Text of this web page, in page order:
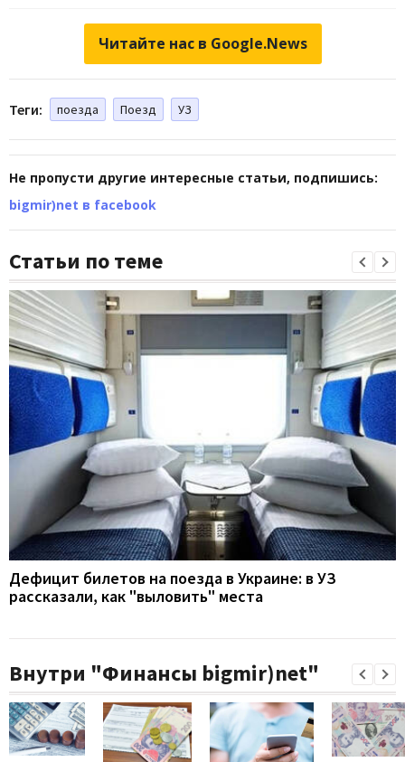
Читайте нас в Google.News
Теги: поезда Поезд УЗ
Не пропусти другие интересные статьи, подпишись:
bigmir)net в facebook
Статьи по теме
Дефицит билетов на поезда в Украине: в УЗ
рассказали, как "выловить" места
Внутри "Финансы bigmir)net"